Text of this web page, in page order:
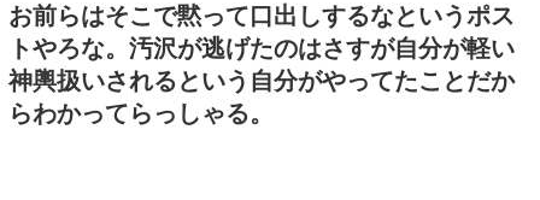
お前らはそこで黙って口出しするなというポス
トやろな。汚沢が逃げたのはさすが自分が軽い
神輿扱いされるという自分がやってたことだか
らわかってらっしゃる。